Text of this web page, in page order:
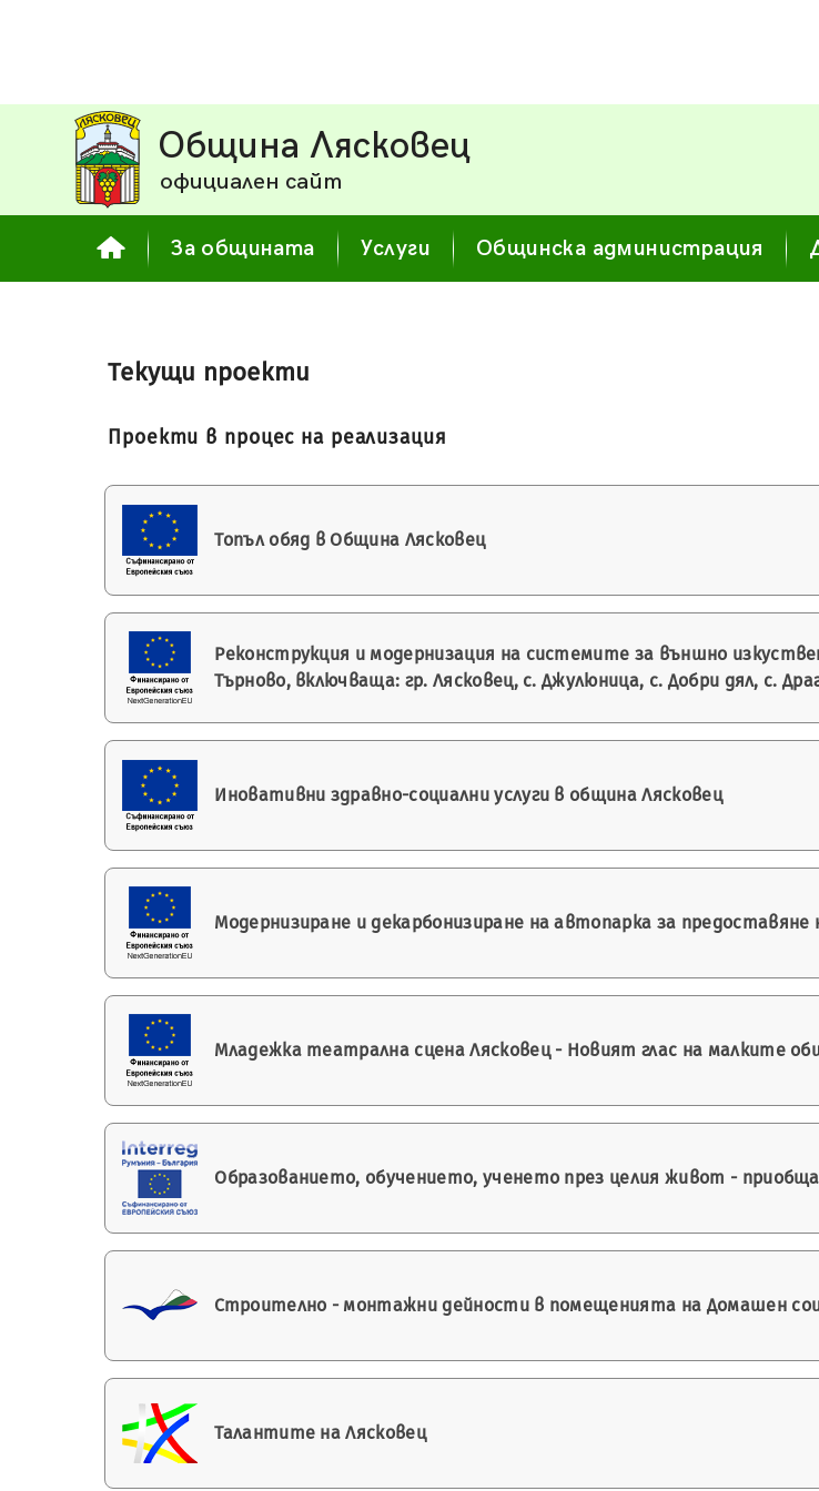
Община Лясковец
официален сайт
За общината Услуги Общинска администрация
Текущи проекти
Проекти в процес на реализация
Топъл обяд в Община Лясковец
Реконструкция и модернизация на системите за външно
Търново, включваща: гр. Лясковец, с. Джулюница, с. Добри дял, с.
Иновативни здравно-социални услуги в община Лясковец
Модернизиране и декарбонизиране на автопарка за предоставяне
Младежка театрална сцена Лясковец - Новият глас на малките
Образованието, обучението, ученето през целия живот -
Строително - монтажни дейности в помещенията на Домашен
Талантите на Лясковец